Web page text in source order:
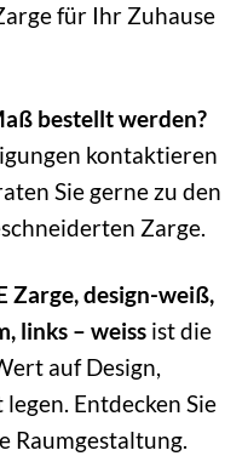
für Ihr Zuhause
bestellt werden?
kontaktieren
Sie gerne zu den
Zarge.
Zarge, design-weiß,
links – weiss ist die
auf Design,
Entdecken Sie
Raumgestaltung.